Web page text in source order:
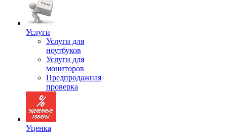
Услуги
Услуги для
ноутбуков
Услуги для
мониторов
Предпродажная
проверка
Уценка